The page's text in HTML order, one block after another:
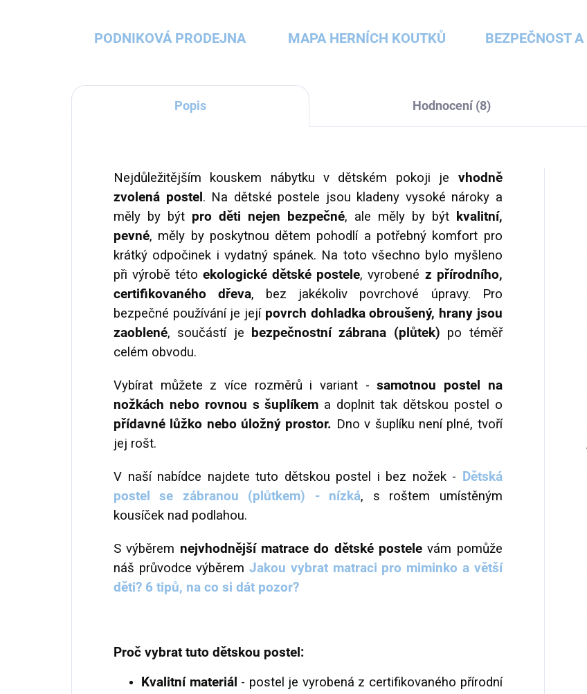
PODNIKOVÁ PRODEJNA MAPA HERNÍCH KOUTKŮ BEZPEČNOST
Popis Hodnocení (8)
Nejdůležitějším kouskem nábytku v dětském pokoji je vhodně
zvolená postel . Na dětské postele jsou kladeny vysoké nároky a
měly by být pro děti nejen bezpečné, ale měly by být kvalitní,
pevné, měly by poskytnou dětem pohodlí a potřebný komfort pro
krátký odpočinek i vydatný spánek. Na toto všechno bylo myšleno
při výrobě tétoekologické dětské postele, vyrobené z přírodního,
certifikovaného dřeva, bez jakékoliv povrchové úpravy. Pro
bezpečné používání je její povrch dohladka obroušený, hrany jsou
zaoblené, součástí je bezpečnostní zábrana (plůtek) po téměř
celém obvodu.
Vybírat můžete z více rozměrů i variant -samotnou postel na
nožkách nebo rovnou s šuplíkem a doplnit tak dětskou postel o
přídavné lůžko nebo úložný prostor. Dno v šuplíku není plné, tvoří
jej rošt.
V naší nabídce najdete tuto dětskou postel i bez nožek -
Dětská
postel se zábranou (plůtkem) - nízká, s roštem umístěným
kousíček nad podlahou.
S výběrem nejvhodnější matrace do dětské postelevám pomůže
náš průvodce výběremJakou vybrat matraci pro miminko a větší
děti? 6 tipů, na co si dát pozor?
Proč vybrat tuto dětskou postel:
Kvalitní materiál - postel je vyrobená z certifikovaného přírodní